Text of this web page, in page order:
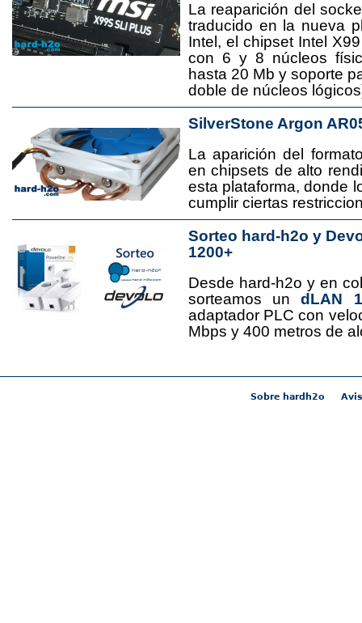
La reaparición del
traducido en la nueva
Intel, el chipset Intel
con 6 y 8 núcleos
hasta 20 Mb y soporte
doble de núcleos
SilverStone Argon
La aparición del
en chipsets de alto
esta plataforma, donde
cumplir ciertas
Sorteo hard-h2o y
1200+
Desde hard-h2o y en
sorteamos undLAN
adaptador PLC con
Mbps y 400 metros de
Sobre hardh2o